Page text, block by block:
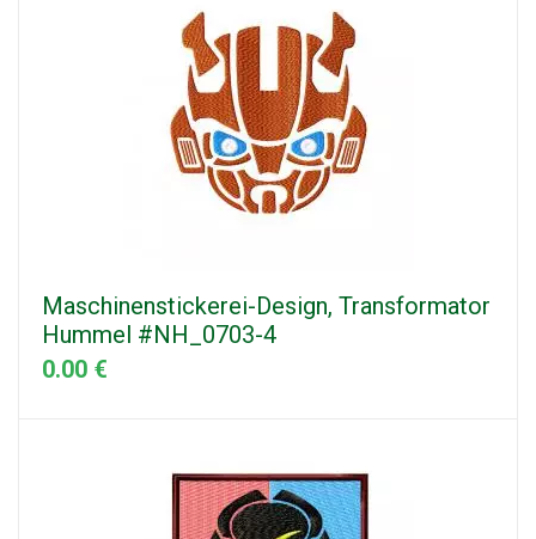
Maschinenstickerei-Design, Transformator
Hummel #NH_0703-4
0.00 €